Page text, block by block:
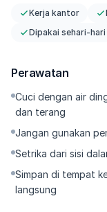
• Jahitan presisi
sering dipakai.
• Mudah dicuci dan
Kenapa Harus Punya
• Cocok untuk
Kerja kantor
Dipakai sehari-hari
Perawatan
Cuci dengan air
dan terang
Jangan gunakan
Setrika dari sisi
Simpan di tempat
langsung